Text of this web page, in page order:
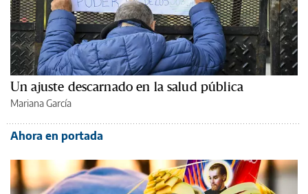
Un ajuste descarnado en la salud pública
Mariana García
Ahora en portada